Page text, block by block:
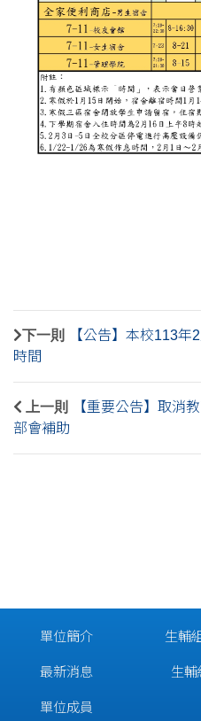
下一則
【公告】本校113
時間
上一則
【重要公告】取消
部會補助
單位簡介
最新消息
單位成員
生輔
生輔